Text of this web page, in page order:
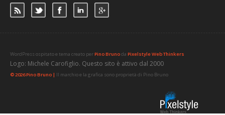
WordPress ospitato e tema creato perPino Brunoda Pixelstyle Web Thinkers
Logo: Michele Carofiglio. Questo sito è attivo dal 2000
© 2026 Pino Bruno | Il marchio e la grafica sono proprietà di Pino Bruno